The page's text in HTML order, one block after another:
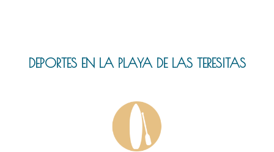
DEPORTES EN LA PLAYA DE LAS TERESITAS